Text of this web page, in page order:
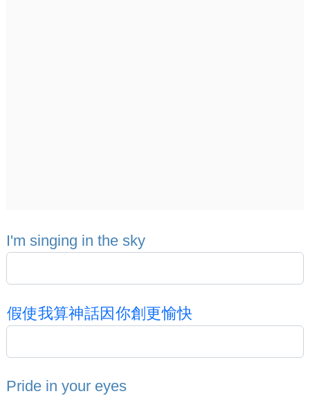
I'm singing in the sky
假使我算神話因 你創 更愉快
Pride in your eyes